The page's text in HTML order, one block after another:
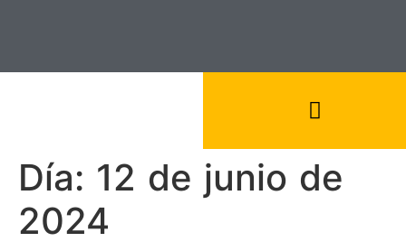
Día: 12 de junio de
2024